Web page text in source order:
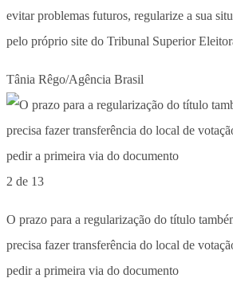
evitar problemas futuros, regularize a sua
pelo próprio site do Tribunal Superior
Tânia Rêgo/Agência Brasil
2 de 13
O prazo para a regularização do título
precisa fazer transferência do local de
pedir a primeira via do documento